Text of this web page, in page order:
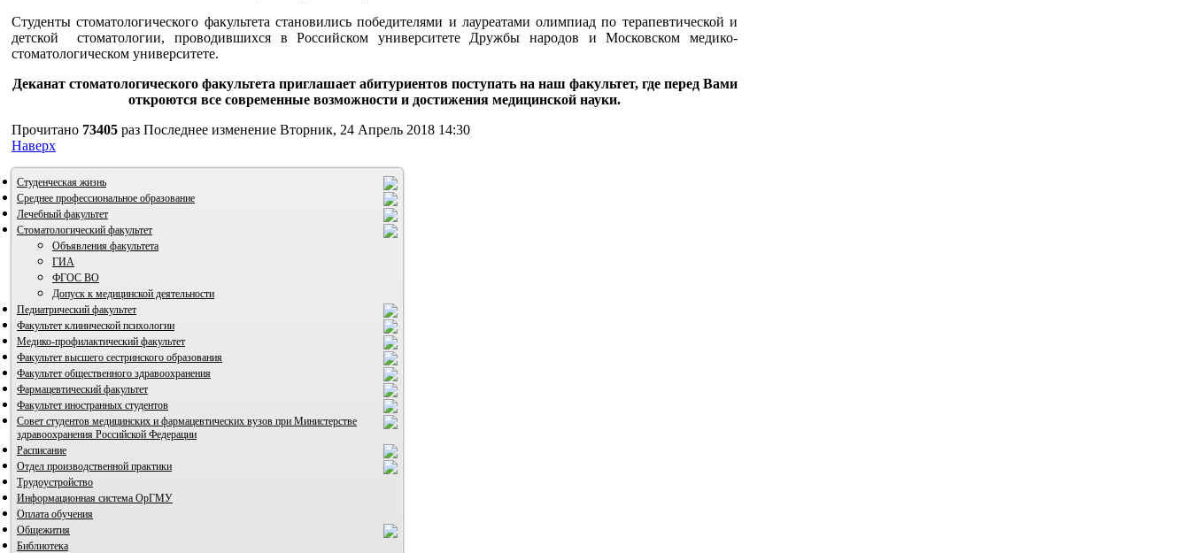
Студенты стоматологического факультета становились победителями и лауреатами олимпиад по терапевтической и
детской стоматологии, проводившихся в Российском университете Дружбы народов и Московском медико-
стоматологическом университете.
Деканат стоматологического факультета приглашает абитуриентов поступать на наш факультет, где перед Вами
откроются все современные возможности и достижения медицинской науки.
Прочитано 73405 раз Последнее изменение Вторник, 24 Апрель 2018 14:30
Наверх
Студенческая жизнь
ВИА "Полигон"
Среднее профессиональное образование
Лечебный факультет
Стоматологический факультет
Объявления факультета
ГИА
ФГОС ВО
Допуск к медицинской деятельности
Педиатрический факультет
Факультет клинической психологии
Медико-профилактический факультет
Факультет высшего сестринского образования
Факультет общественного здравоохранения
Фармацевтический факультет
Факультет иностранных студентов
Совет студентов медицинских и фармацевтических вузов при Министерстве
здравоохранения Российской Федерации
Расписание
Отдел производственной практики
Трудоустройство
Информационная система ОрГМУ
Оплата обучения
Общежития
Библиотека